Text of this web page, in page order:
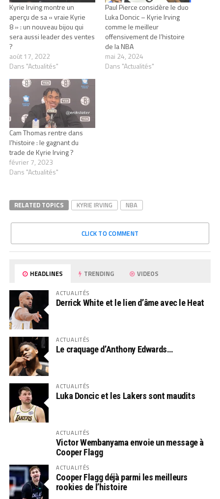
Kyrie Irving montre un
aperçu de sa « vraie Kyrie
8 » : un nouveau bijou qui
sera aussi leader des ventes
?
août 17, 2022
Dans "Actualités"
Paul Pierce considère le duo
Luka Doncic – Kyrie Irving
comme le meilleur
offensivement de l’histoire
de la NBA
mai 24, 2024
Dans "Actualités"
Cam Thomas rentre dans
l’histoire : le gagnant du
trade de Kyrie Irving ?
février 7, 2023
Dans "Actualités"
RELATED TOPICS KYRIE IRVING NBA
CLICK TO COMMENT
HEADLINES TRENDING VIDEOS
ACTUALITÉS
Derrick White et le lien d’âme avec le Heat
ACTUALITÉS
Le craquage d’Anthony Edwards…
ACTUALITÉS
Luka Doncic et les Lakers sont maudits
ACTUALITÉS
Victor Wembanyama envoie un message à
Cooper Flagg
ACTUALITÉS
Cooper Flagg déjà parmi les meilleurs
rookies de l’histoire